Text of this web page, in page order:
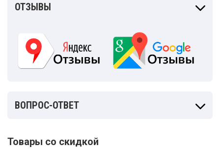
ОТЗЫВЫ
ВОПРОС-ОТВЕТ
Товары со скидкой